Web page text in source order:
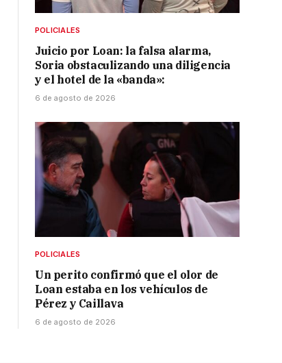
POLICIALES
Juicio por Loan: la falsa alarma,
Soria obstaculizando una diligencia
y el hotel de la «banda»:
6 de agosto de 2026
POLICIALES
Un perito confirmó que el olor de
Loan estaba en los vehículos de
Pérez y Caillava
6 de agosto de 2026